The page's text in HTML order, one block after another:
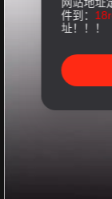
件到：
址！！！